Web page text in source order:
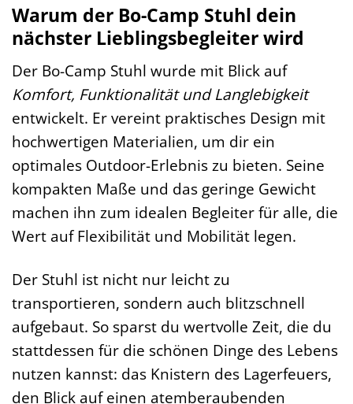
Warum der Bo-Camp Stuhl dein
nächster Lieblingsbegleiter wird
Der Bo-Camp Stuhl wurde mit Blick auf
Komfort, Funktionalität und Langlebigkeit
entwickelt. Er vereint praktisches Design mit
hochwertigen Materialien, um dir ein
optimales Outdoor-Erlebnis zu bieten. Seine
kompakten Maße und das geringe Gewicht
machen ihn zum idealen Begleiter für alle, die
Wert auf Flexibilität und Mobilität legen.
Der Stuhl ist nicht nur leicht zu
transportieren, sondern auch blitzschnell
aufgebaut. So sparst du wertvolle Zeit, die du
stattdessen für die schönen Dinge des Lebens
nutzen kannst: das Knistern des Lagerfeuers,
den Blick auf einen atemberaubenden